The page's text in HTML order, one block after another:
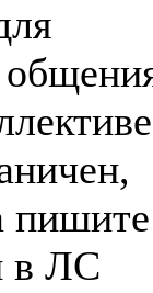
пишите
в ЛС